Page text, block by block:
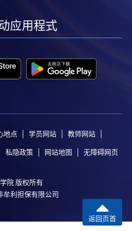
linkedin
应用程式
地点 学员网站 教师网站
私隐政策 网站地图 无障碍网页
院 版权所有
牟利担保有限公司
返回页首